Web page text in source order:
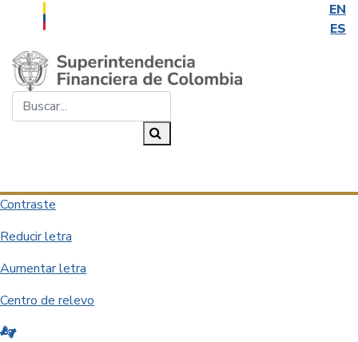
EN
ES
Saltar al contenido principal
Contraste
Reducir letra
Aumentar letra
Centro de relevo